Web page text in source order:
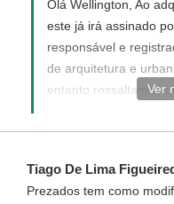
Olá Wellington, Ao
este já irá assinado
responsável e
de arquitetura e
entanto ressaltamos
você contrate em sua
arquiteto) por sua
registro da obra junto
Ver
Tiago De Lima
Prezados tem como